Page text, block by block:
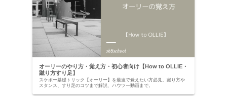
オーリーのやり方・覚え方・初心者向け【How to OLLIE・
蹴り方すり足】
スケボー基礎トリック【オーリー】を最速で覚えたい方必見。蹴り方や
スタンス、すり足のコツまで解説、ハウツー動画まで。